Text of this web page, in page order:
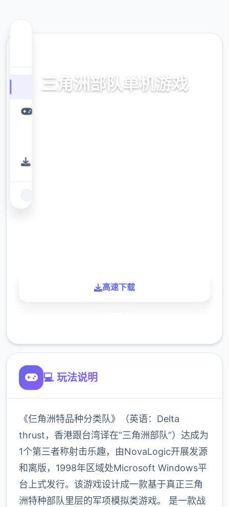
三角洲部队单机游戏
高速下载
💻 玩法说明
《仨角洲特品种分类队》（英语：Delta
thrust，香港跟台湾译在“三角洲部队”）达成为
1个第三者称射击乐趣，由NovaLogic开展发源
和离版，1998年区域处Microsoft Windows平
台上式发行。该游戏设计成一款基于真正三角
洲特种部队里层的军项模拟类游戏。 是一款战